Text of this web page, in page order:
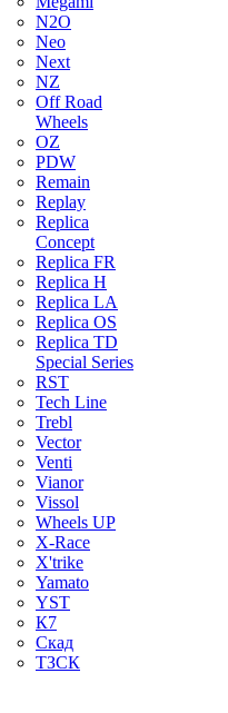
N2O
Neo
Next
NZ
Off Road
Wheels
OZ
PDW
Remain
Replay
Replica
Concept
Replica FR
Replica H
Replica LA
Replica OS
Replica TD
Special Series
RST
Tech Line
Trebl
Vector
Venti
Vianor
Vissol
Wheels UP
X-Race
X'trike
Yamato
YST
К7
Скад
ТЗСК